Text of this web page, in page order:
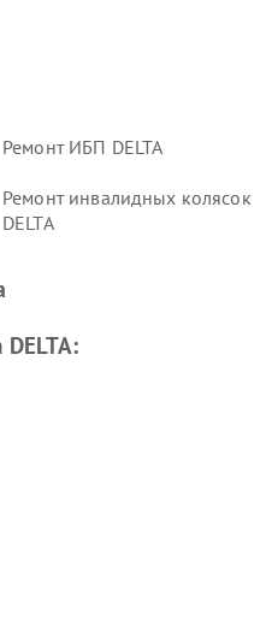
Ремонт ИБП DELTA
Ремонт инвалидных колясок
DELTA